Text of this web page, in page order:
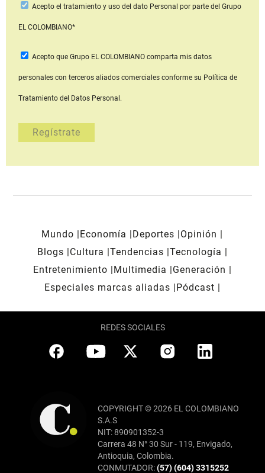
Acepto el tratamiento y uso del dato Personal por parte del Grupo
EL COLOMBIANO*
Acepto que Grupo EL COLOMBIANOcomparta mis datos
personales con terceros aliados comerciales conforme su Política de
Tratamiento del Datos Personal.
Mundo Economía Deportes
Opinión
Blogs
Cultura Tendencias Tecnología
Entretenimiento
Multimedia
Generación
Especiales marcas aliadas
Pódcast
REDES SOCIALES
COPYRIGHT © 2026 EL COLOMBIANO
S.A.S
NIT: 890901352-3
Carrera 48 N° 30 Sur - 119, Envigado,
Antioquia, Colombia.
CONMUTADOR:(57) (604) 3315252